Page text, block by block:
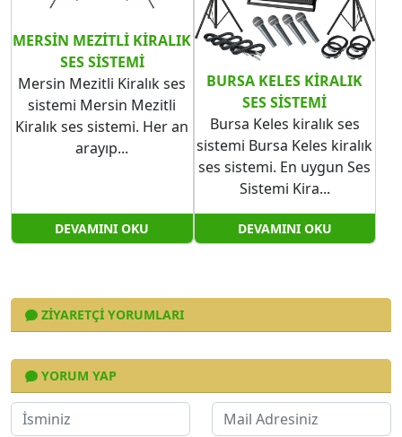
MERSIN MEZITLI KIRALIK
SES SISTEMI
Mersin Mezitli Kiralık ses
sistemi Mersin Mezitli
Kiralık ses sistemi. Her an
arayıp...
DEVAMINI OKU
BURSA KELES KIRALIK
SES SISTEMI
Bursa Keles kiralık ses
sistemi Bursa Keles kiralık
ses sistemi. En uygun Ses
Sistemi Kira...
DEVAMINI OKU
ZIYARETÇI YORUMLARI
YORUM YAP